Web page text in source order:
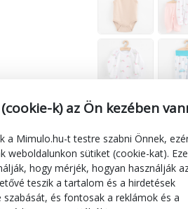
k) az Ön kezében
a Mimulo.hu-t testre szabni Önnek,
weboldalunkon sütiket (cookie-kat).
hogy mérjék, hogyan használják
teszik a tartalom és a hirdetések
szabását, és fontosak a reklámok és a